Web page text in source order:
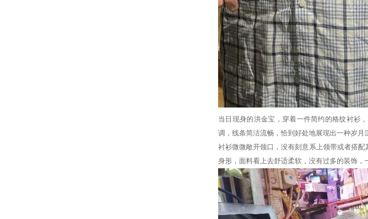
当日现身的洪金宝，穿着一件简约的格纹衬衫
调，线条简洁流畅，恰到好处地展现出一种岁月
衬衫微微敞开领口，没有刻意系上领带或者搭
身形，面料看上去舒适柔软，没有过多的装饰，